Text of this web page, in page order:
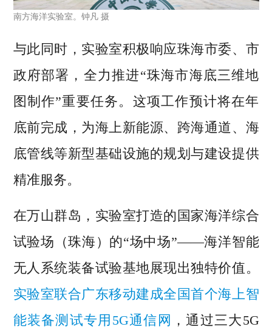
南方海洋实验室。钟凡 摄
与此同时，实验室积极响应珠海市委、市
政府部署，全力推进“珠海市海底三维地
图制作”重要任务。这项工作预计将在年
底前完成，为海上新能源、跨海通道、海
底管线等新型基础设施的规划与建设提供
精准服务。
在万山群岛，实验室打造的国家海洋综合
试验场（珠海）的“场中场”——海洋智能
无人系统装备试验基地展现出独特价值。
实验室联合广东移动建成全国首个海上智
能装备测试专用5G通信网 ，通过三大5G